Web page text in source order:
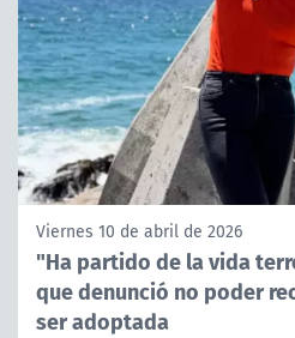
Viernes 10 de abril de 2026
"Ha partido de la vida
que denunció no poder
ser adoptada